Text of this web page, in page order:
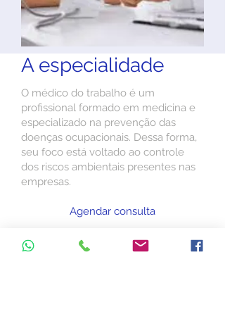
A especialidade
O médico do trabalho é um
profissional formado em medicina e
especializado na prevenção das
doenças ocupacionais. Dessa forma,
seu foco está voltado ao controle
dos riscos ambientais presentes nas
empresas.
Agendar consulta